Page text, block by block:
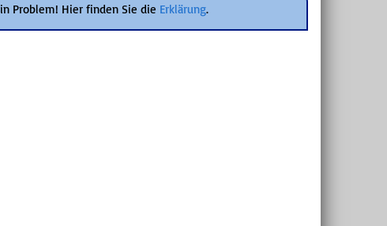
Problem! Hier finden Sie die Erklärung.